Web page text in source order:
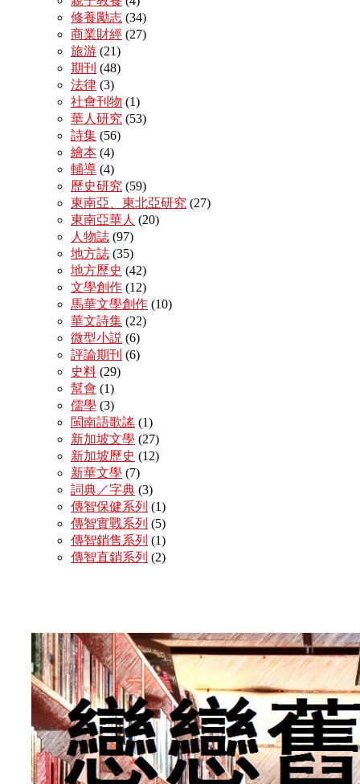
修養勵志 (34)
商業財經 (27)
旅游 (21)
期刊 (48)
法律 (3)
社會刊物 (1)
華人研究 (53)
詩集 (56)
繪本 (4)
輔導 (4)
歷史研究 (59)
東南亞、東北亞研究 (27)
東南亞華人 (20)
人物誌 (97)
地方誌 (35)
地方歷史 (42)
文學創作 (12)
馬華文學創作 (10)
華文詩集 (22)
微型小説 (6)
評論期刊 (6)
史料 (29)
幫會 (1)
儒學 (3)
閩南語歌謠 (1)
新加坡文學 (27)
新加坡歷史 (12)
新華文學 (7)
詞典／字典 (3)
傳智保健系列 (1)
傳智實戰系列 (5)
傳智銷售系列 (1)
傳智直銷系列 (2)